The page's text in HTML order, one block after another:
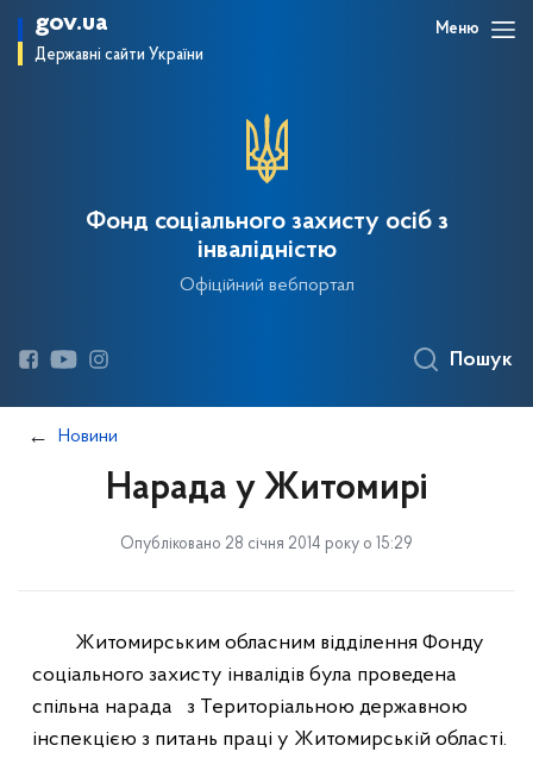
gov.ua
Державні сайти України
Меню
Фонд соціального захисту осіб з
інвалідністю
Офіційний вебпортал
Пошук
Новини
Нарада у Житомирі
Опубліковано 28 січня 2014 року о 15:29
Житомирським обласним відділення Фонду
соціального захисту інвалідів була проведена
спільна нарада
з Територіальною державною
інспекцією з питань праці у Житомирській області.